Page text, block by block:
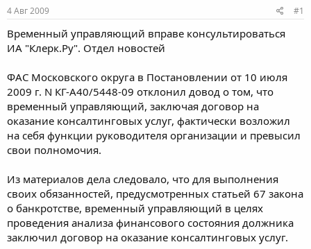
е
м
ы
л
4 Авг 2009 #1
Временный управляющий вправе консультироваться
ИА "Клерк.Ру". Отдел новостей
ФАС Московского округа в Постановлении от 10 июля
2009 г. N КГ-А40/5448-09 отклонил довод о том, что
временный управляющий, заключая договор на
оказание консалтинговых услуг, фактически возложил
на себя функции руководителя организации и превысил
свои полномочия.
Из материалов дела следовало, что для выполнения
своих обязанностей, предусмотренных статьей 67 закона
о банкротстве, временный управляющий в целях
проведения анализа финансового состояния должника
заключил договор на оказание консалтинговых услуг.